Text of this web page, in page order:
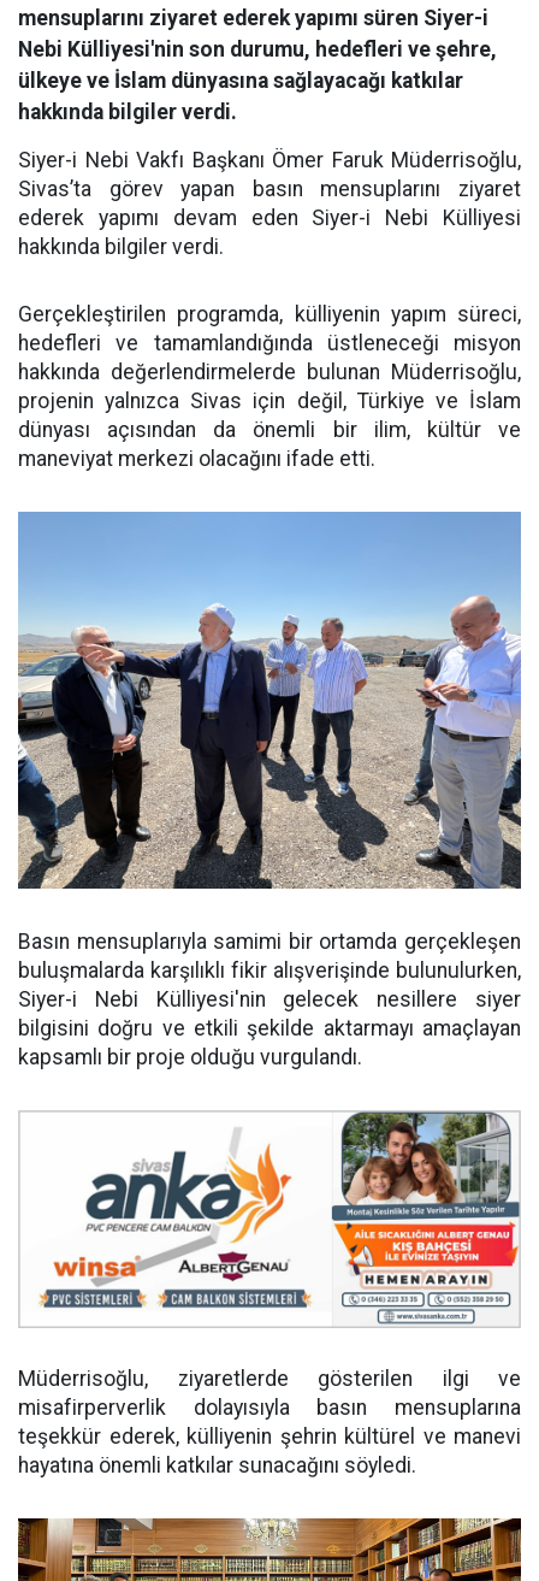
mensuplarını ziyaret ederek yapımı süren Siyer-i
Nebi Külliyesi'nin son durumu, hedefleri ve şehre,
ülkeye ve İslam dünyasına sağlayacağı katkılar
hakkında bilgiler verdi.
Siyer-i Nebi Vakfı Başkanı Ömer Faruk Müderrisoğlu,
Sivas’ta görev yapan basın mensuplarını ziyaret
ederek yapımı devam eden Siyer-i Nebi Külliyesi
hakkında bilgiler verdi.
Gerçekleştirilen programda, külliyenin yapım süreci,
hedefleri ve tamamlandığında üstleneceği misyon
hakkında değerlendirmelerde bulunan Müderrisoğlu,
projenin yalnızca Sivas için değil, Türkiye ve İslam
dünyası açısından da önemli bir ilim, kültür ve
maneviyat merkezi olacağını ifade etti.
Basın mensuplarıyla samimi bir ortamda gerçekleşen
buluşmalarda karşılıklı fikir alışverişinde bulunulurken,
Siyer-i Nebi Külliyesi'nin gelecek nesillere siyer
bilgisini doğru ve etkili şekilde aktarmayı amaçlayan
kapsamlı bir proje olduğu vurgulandı.
Müderrisoğlu, ziyaretlerde gösterilen ilgi ve
misafirperverlik dolayısıyla basın mensuplarına
teşekkür ederek, külliyenin şehrin kültürel ve manevi
hayatına önemli katkılar sunacağını söyledi.